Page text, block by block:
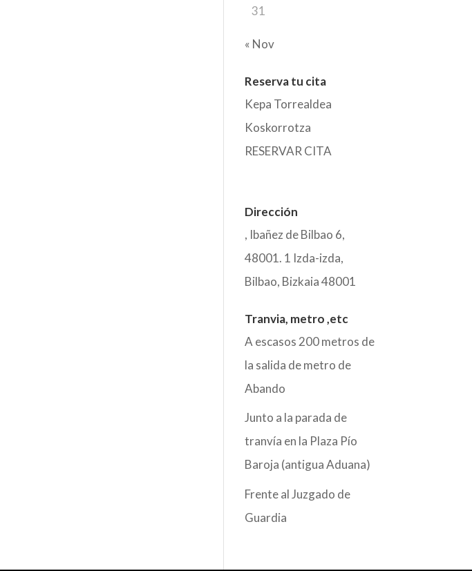
31
« Nov
Reserva tu cita
Kepa Torrealdea
Koskorrotza
RESERVAR CITA
Dirección
, Ibañez de Bilbao 6,
48001. 1 Izda-izda,
Bilbao, Bizkaia48001
Tranvia, metro ,etc
A escasos 200 metros de
la salida de metro de
Abando
Junto a la parada de
tranvía en la Plaza Pío
Baroja (antigua Aduana)
Frente al Juzgado de
Guardia